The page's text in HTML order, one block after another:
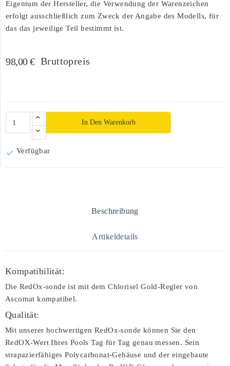
Eigentum der Hersteller, die Verwendung der Warenzeichen
erfolgt ausschließlich zum Zweck der Angabe des Modells, für
das das jeweilige Teil bestimmt ist.
98,00 € Bruttopreis
In Den Warenkorb
 Verfügbar
Beschreibung
Artikeldetails
Kompatibilität:
Die RedOx-sonde ist mit dem Chlorisel Gold-Regler von
Ascomat kompatibel.
Qualität:
Mit unserer hochwertigen RedOx-sonde können Sie den
RedOX-Wert Ihres Pools Tag für Tag genau messen. Sein
strapazierfähiges Polycarbonat-Gehäuse und der eingebaute